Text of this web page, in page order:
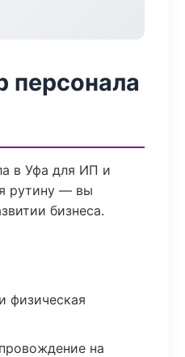
персонала
в Уфа для ИП и
рутину — вы
бизнеса.
физическая
на